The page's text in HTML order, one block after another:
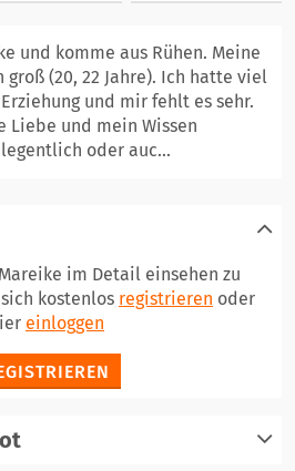
und komme aus Rühen. Meine
(20, 22 Jahre). Ich hatte viel
und mir fehlt es sehr.
Liebe und mein Wissen
oder auc...
im Detail einsehen zu
kostenlos registrieren oder
einloggen